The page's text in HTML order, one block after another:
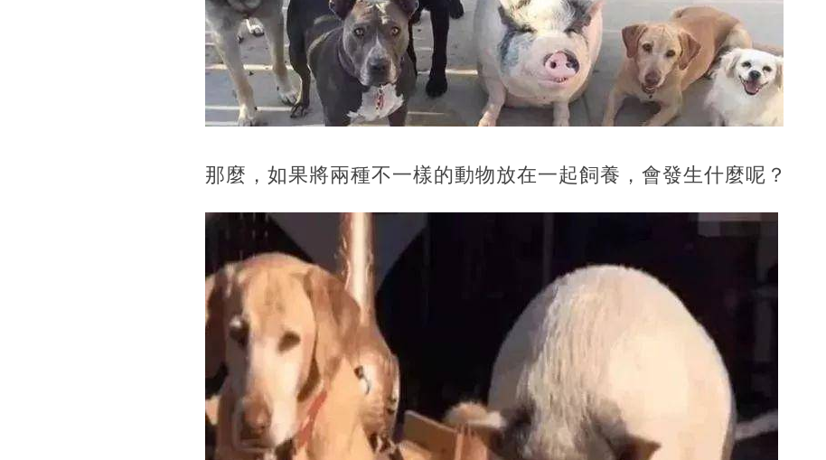
那麼，如果將兩種不一樣的動物放在一起飼養，會發生什麼呢？